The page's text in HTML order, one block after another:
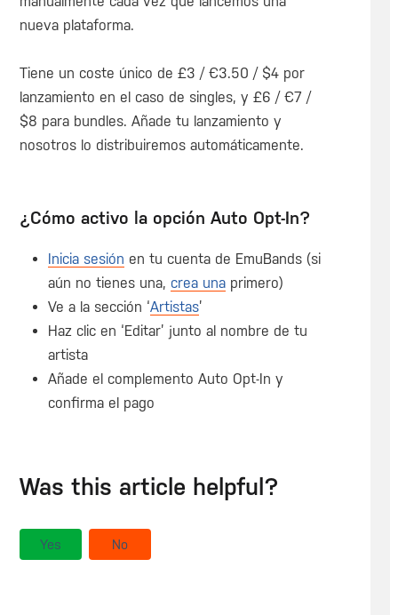
nueva plataforma.
Tiene un coste único de £3 / €3.50 / $4 por
lanzamiento en el caso de singles, y £6 / €7 /
$8 para bundles. Añade tu lanzamiento y
nosotros lo distribuiremos automáticamente.
¿Cómo activo la opción Auto Opt-In?
Inicia sesión en tu cuenta de EmuBands (si
aún no tienes una, crea unaprimero)
Ve a la sección ‘Artistas’
Haz clic en ‘Editar’ junto al nombre de tu
artista
Añade el complemento Auto Opt-In y
confirma el pago
Was this article helpful?
Yes No